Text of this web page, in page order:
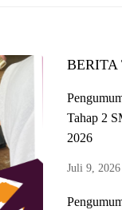
BERITA
Tahap 2
2026
Juli 9, 2026